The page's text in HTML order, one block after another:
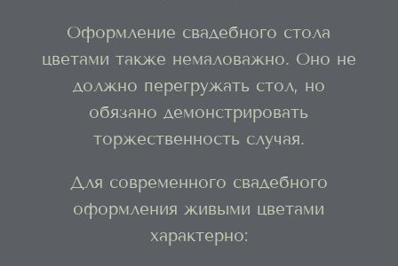
Оформление свадебного стола
цветами также немаловажно. Оно не
должно перегружать стол, но
обязано демонстрировать
торжественность случая.
Для современного свадебного
оформления живыми цветами
характерно: